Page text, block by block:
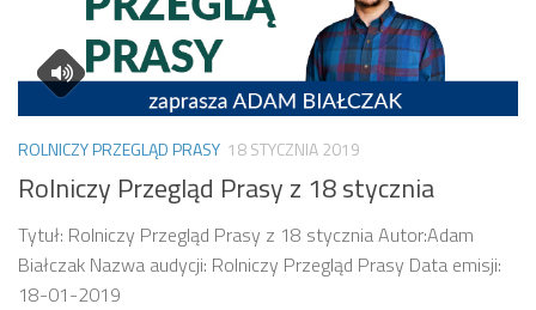
ROLNICZY PRZEGLĄD PRASY 18 STYCZNIA 2019
Rolniczy Przegląd Prasy z 18 stycznia
Tytuł: Rolniczy Przegląd Prasy z 18 stycznia Autor:Adam
Białczak Nazwa audycji: Rolniczy Przegląd Prasy Data emisji:
18-01-2019